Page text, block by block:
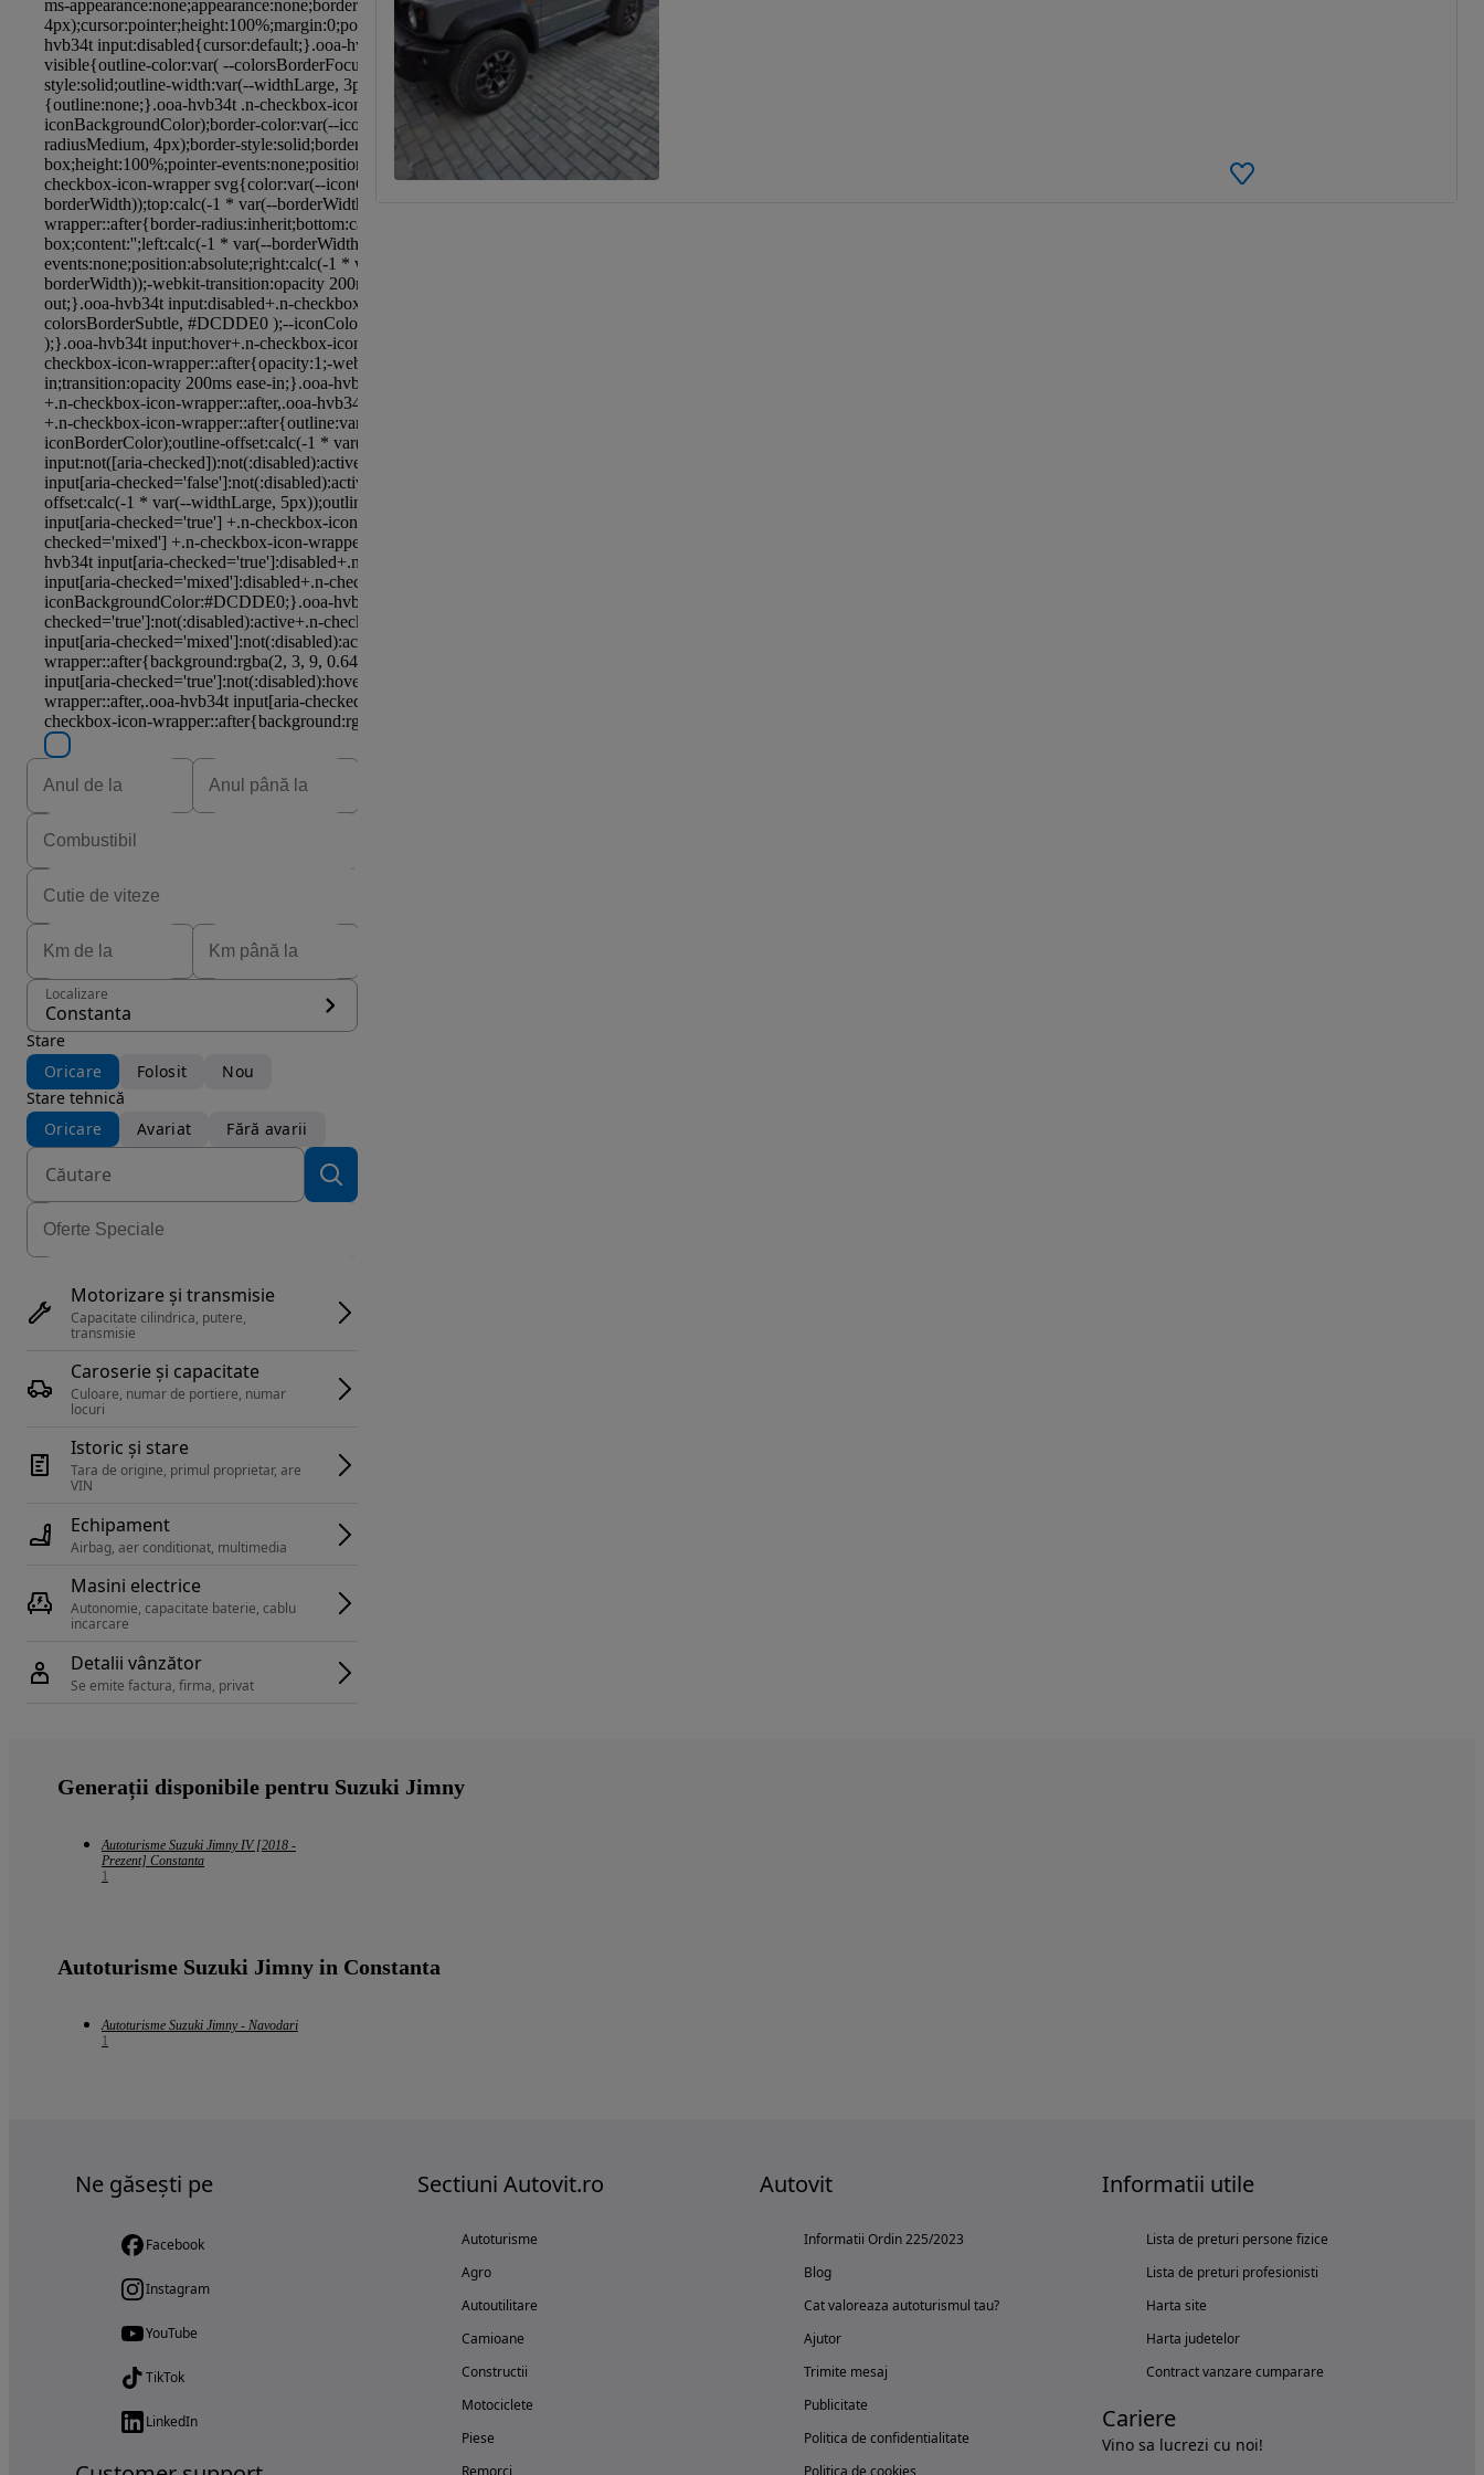
Localizare
Constanta
Stare
Oricare
Folosit
Nou
Stare tehnică
Oricare
Avariat Fără avarii
Motorizare și transmisie
Capacitate cilindrica, putere,
transmisie
Caroserie și capacitate
Culoare, numar de portiere, numar
locuri
Istoric și stare
Tara de origine, primul proprietar, are
Echipament
Airbag, aer conditionat, multimedia
Masini electrice
Autonomie, capacitate baterie, cablu
Detalii vânzător
Se emite factura, firma, privat
Generații disponibile pentru Suzuki Jimny
Autoturisme Suzuki Jimny IV [2018 -
Prezent] Constanta
1
Autoturisme Suzuki Jimny in Constanta
Autoturisme Suzuki Jimny - Navodari
1
Ne găsești pe
Facebook
Instagram
YouTube
TikTok
LinkedIn
Sectiuni Autovit.ro
Autoturisme
Agro
Autoutilitare
Camioane
Constructii
Motociclete
Piese
Remorci
Autovit
Informatii Ordin 225/2023
Blog
Cat valoreaza autoturismul tau?
Ajutor
Trimite mesaj
Publicitate
Politica de confidentialitate
Politica de cookies
Informatii utile
Lista de preturi persone fizice
Lista de preturi profesionisti
Harta site
Harta judetelor
Contract vanzare cumparare
Cariere
Vino sa lucrezi cu noi!